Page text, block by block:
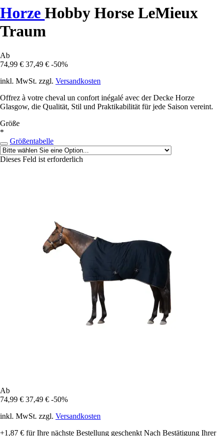
Horze Hobby Horse LeMieux
Traum
Ab
74,99 € 37,49 € -50%
inkl. MwSt. zzgl. Versandkosten
Offrez à votre cheval un confort inégalé avec der Decke Horze
Glasgow, die Qualität, Stil und Praktikabilität für jede Saison vereint.
Größe
*
Größentabelle
Dieses Feld ist erforderlich
Ab
74,99 € 37,49 € -50%
inkl. MwSt. zzgl. Versandkosten
+1,87 € für Ihre nächste Bestellung geschenkt Nach Bestätigung Ihrer